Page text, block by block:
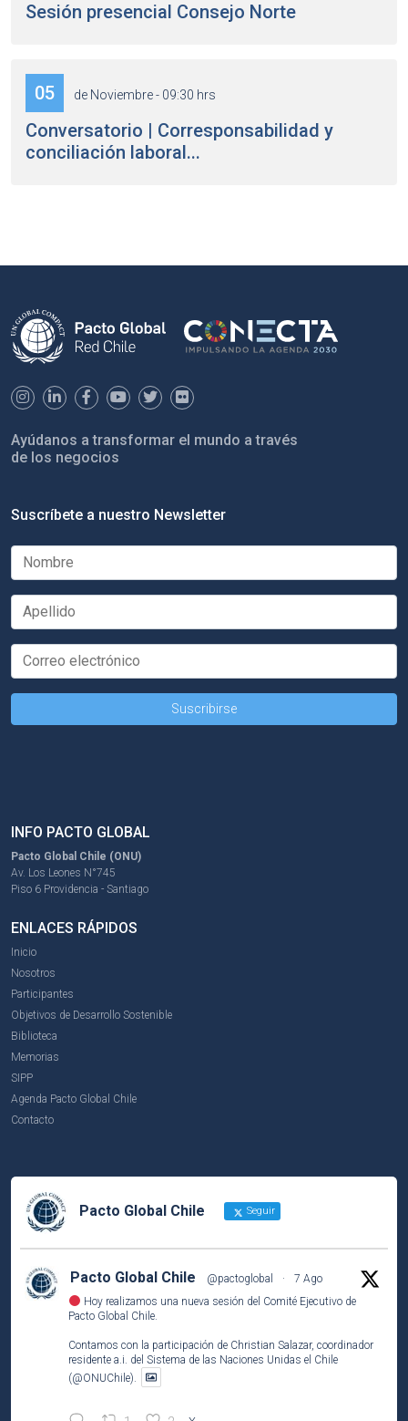
Sesión presencial Consejo Norte
05 de Noviembre - 09:30 hrs
Conversatorio | Corresponsabilidad y
conciliación laboral...
Ayúdanos a transformar el mundo a través
de los negocios
Suscríbete a nuestro Newsletter
INFO PACTO GLOBAL
Pacto Global Chile (ONU)
Av. Los Leones N°745
Piso 6 Providencia - Santiago
ENLACES RÁPIDOS
Inicio
Nosotros
Participantes
Objetivos de Desarrollo Sostenible
Biblioteca
Memorias
SIPP
Agenda Pacto Global Chile
Contacto
Pacto Global Chile Seguir
Pacto Global Chile @pactoglobal ·
7 Ago
Hoy realizamos una nueva sesión del Comité Ejecutivo de
Pacto Global Chile.
Contamos con la participación de Christian Salazar, coordinador
residente a.i. del Sistema de las Naciones Unidas el Chile
(@ONUChile).